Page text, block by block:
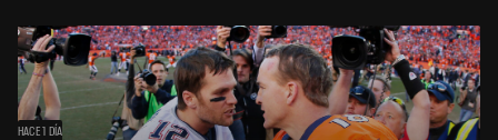
HACE 1 DÍA